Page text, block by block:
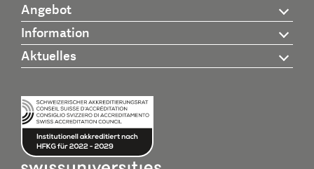
Angebot
Information
Aktuelles